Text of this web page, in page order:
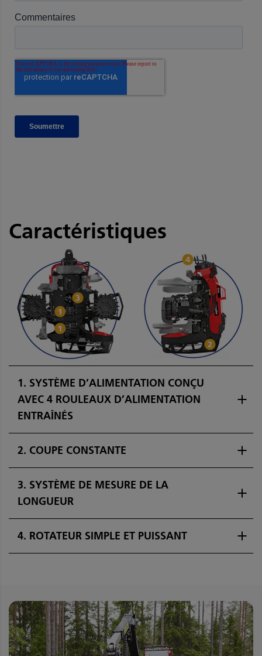
Caractéristiques
1. SYSTÈME D’ALIMENTATION CONÇU
AVEC 4 ROULEAUX D’ALIMENTATION
ENTRAÎNÉS
2. COUPE CONSTANTE
3. SYSTÈME DE MESURE DE LA
LONGUEUR
4. ROTATEUR SIMPLE ET PUISSANT